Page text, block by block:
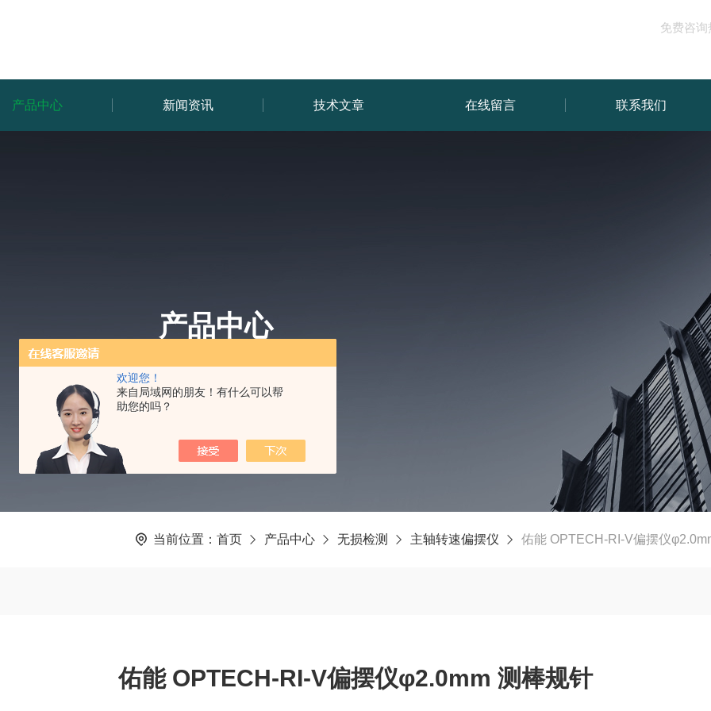
欢迎您！
来自局域网的朋友！有什么可以帮
助您的吗？
免费咨询
产品中心 新闻资讯 技术文章 在线留言 联系我们
产品中心
PRODUCTS CENTER
当前位置： 首页 产品中心 无损检测 主轴转速偏摆仪 佑能 OPTECH-RI-V偏摆仪
佑能 OPTECH-RI-V偏摆仪φ2.0mm 测棒规针